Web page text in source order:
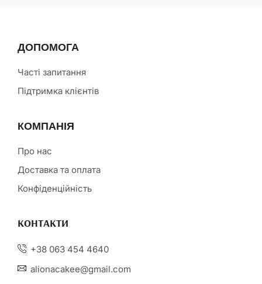
ДОПОМОГА
Часті запитання
Підтримка клієнтів
КОМПАНІЯ
Про нас
Доставка та оплата
Конфіденційність
КОНТАКТИ
+38 063 454 4640
alionacakee@gmail.com